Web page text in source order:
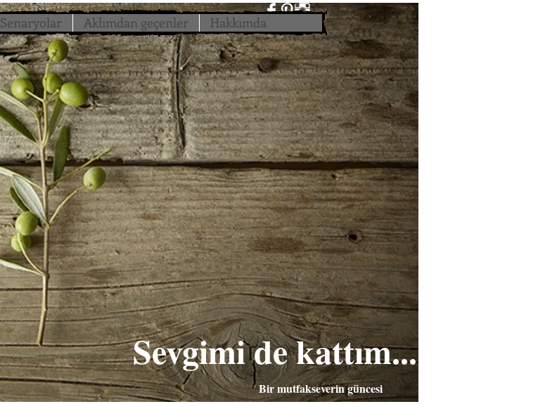
Senaryolar Aklımdan geçenler Hakkımda
Bir mutfakseverin güncesi
Sevgimi de kattım...